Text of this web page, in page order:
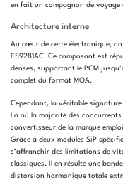
en fait un compagnon de voyage
Architecture interne
Au cœur de cette électronique,
ES9281AC. Ce composant est
denses, supportant le PCM
complet du format MQA.
Cependant, la véritable
Là où la majorité des
convertisseur de la marque
Grâce à deux modules SiP
s’affranchir des limitations de
classiques. Il en résulte une
distorsion harmonique totale